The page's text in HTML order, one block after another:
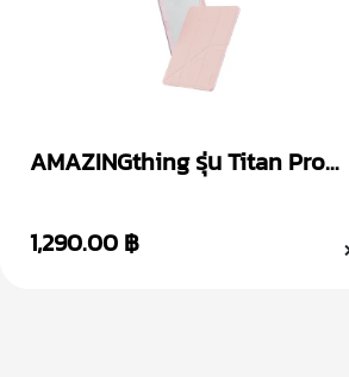
AMAZINGthing รุ่น Titan Pro
inch)
1,290.00 ฿